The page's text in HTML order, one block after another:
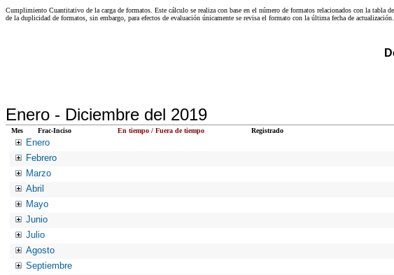
Cumplimiento Cuantitativo de la carga de formatos. Este cálculo se realiza con base en el número de formatos relacionados con la tabla
de la duplicidad de formatos, sin embargo, para efectos de evaluación únicamente se revisa el formato con la última fecha de
Enero - Diciembre del 2019
Mes Frac-Inciso En tiempo / Fuera de tiempo Registrado
Enero
Febrero
Marzo
Abril
Mayo
Junio
Julio
Agosto
Septiembre